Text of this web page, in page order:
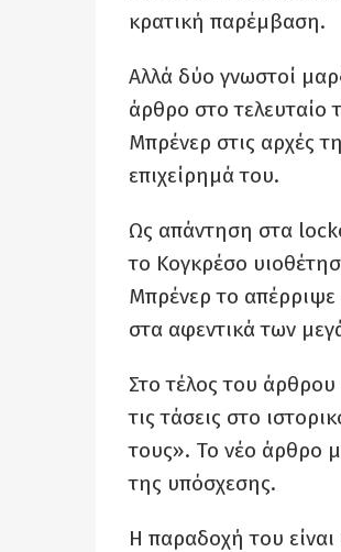
κρατική παρέμβαση.
Αλλά δύο γνωστοί
άρθρο στο τελευταίο
Μπρένερ στις αρχές
επιχείρημά του.
Ως απάντηση στα
το Κογκρέσο
Μπρένερ το
στα αφεντικά των
Στο τέλος του
τις τάσεις στο
τους». Το νέο άρθρο
της υπόσχεσης.
Η παραδοχή του